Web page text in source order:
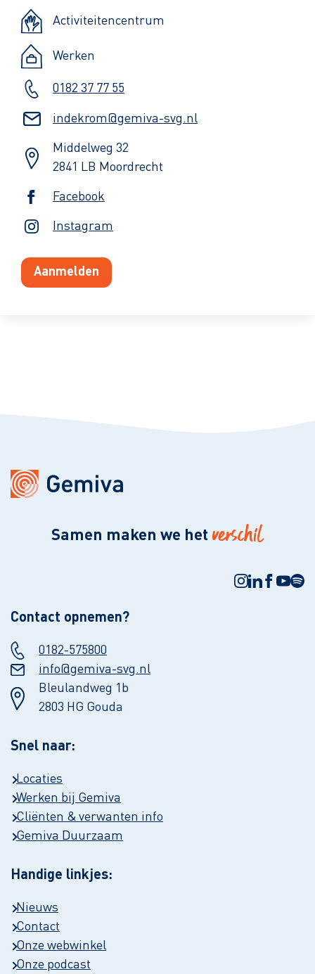
Activiteitencentrum
Werken
0182 37 77 55
indekrom@gemiva-svg.nl
Middelweg 32
2841 LB Moordrecht
Facebook
Instagram
Aanmelden
Samen maken we het verschil
Contact opnemen?
0182-575800
info@gemiva-svg.nl
Bleulandweg 1b
2803 HG Gouda
Snel naar:
Locaties
Werken bij Gemiva
Cliënten & verwanten info
Gemiva Duurzaam
Handige linkjes:
Nieuws
Contact
Onze webwinkel
Onze podcast